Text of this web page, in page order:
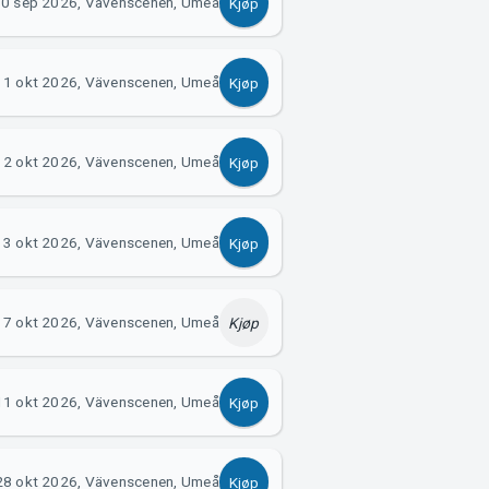
1 okt 2026, Vävenscenen, Umeå Kjøp
2 okt 2026, Vävenscenen, Umeå Kjøp
3 okt 2026, Vävenscenen, Umeå Kjøp
7 okt 2026, Vävenscenen, Umeå Kjøp
okt 2026, Vävenscenen, Umeå Kjøp
okt 2026, Vävenscenen, Umeå Kjøp